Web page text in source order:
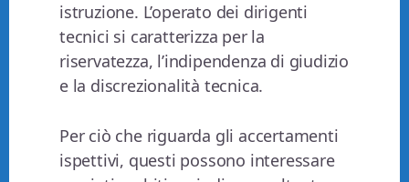
istruzione. L’operato dei dirigenti
tecnici si caratterizza per la
riservatezza, l’indipendenza di giudizio
e la discrezionalità tecnica.
Per ciò che riguarda gli accertamenti
ispettivi, questi possono interessare